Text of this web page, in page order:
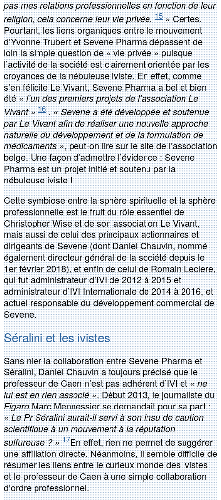
pas mes relations professionnelles en fonction de leur
religion, cela concerne leur vie privée. 15» Certes.
Pourtant, les liens organiques entre le mouvement
d’Yvonne Trubert et Sevene Pharma dépassent de
loin la simple question de « vie privée » puisque
l’activité de la société est clairement orientée par les
croyances de la nébuleuse iviste. En effet, comme
s’en félicite Le Vivant, Sevene Pharma a bel et bien
été« l’un des premiers projets de l’association Le
Vivant » 16.« Sevene a été développée et soutenue
par Le Vivant afin de réaliser une nouvelle approche
naturelle du développement et de la formulation de
médicaments », peut-on lire sur le site de l’association
belge. Une façon d’admettre l’évidence : Sevene
Pharma est un projet initié et soutenu par la
nébuleuse iviste !
Cette symbiose entre la sphère spirituelle et la sphère
professionnelle est le fruit du rôle essentiel de
Christopher Wise et de son association Le Vivant,
mais aussi de celui des principaux actionnaires et
dirigeants de Sevene (dont Daniel Chauvin, nommé
également directeur général de la société depuis le
1er février 2018), et enfin de celui de Romain Leclere,
qui fut administrateur d’IVI de 2012 à 2015 et
administrateur d’IVI Internationale de 2014 à 2016, et
actuel responsable du développement commercial de
Sevene.
Séralini et les ivistes
Sans nier la collaboration entre Sevene Pharma et
Séralini, Daniel Chauvin a toujours précisé que le
professeur de Caen n’est pas adhérent d’IVI et« ne
lui est en rien associé ». Début 2013, le journaliste du
FigaroMarc Mennessier se demandait pour sa part :
« Le Pr Séralini aurait-il servi à son insu de caution
scientifique à un mouvement à la réputation
sulfureuse ? » 17En effet, rien ne permet de suggérer
une affiliation directe. Néanmoins, il semble difficile de
résumer les liens entre le curieux monde des ivistes
et le professeur de Caen à une simple collaboration
d’ordre professionnel.